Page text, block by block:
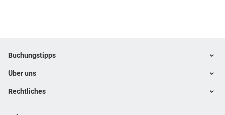
Footer navigation
Buchungstipps
Warum im Reisebüro buchen
Hoteltipps
Reisewelten
Über uns
Kontakt
Rechtliches